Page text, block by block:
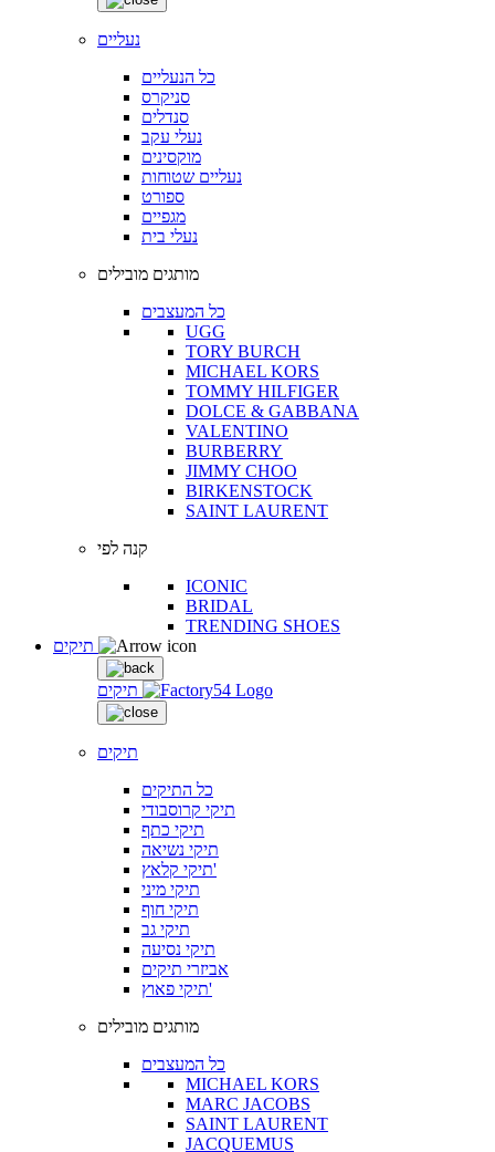
נעליים
כל הנעליים
סניקרס
סנדלים
נעלי עקב
מוקסינים
נעליים שטוחות
ספורט
מגפיים
נעלי בית
מותגים מובילים
כל המעצבים
UGG
TORY BURCH
MICHAEL KORS
TOMMY HILFIGER
DOLCE & GABBANA
VALENTINO
BURBERRY
JIMMY CHOO
BIRKENSTOCK
SAINT LAURENT
קנה לפי
ICONIC
BRIDAL
TRENDING SHOES
תיקים
תיקים
כל התיקים
תיקי קרוסבודי
תיקי כתף
תיקי נשיאה
תיקי קלאץ'
תיקי מיני
תיקי חוף
תיקי גב
תיקי נסיעה
אביזרי תיקים
תיקי פאוץ'
מותגים מובילים
כל המעצבים
MICHAEL KORS
MARC JACOBS
SAINT LAURENT
JACQUEMUS